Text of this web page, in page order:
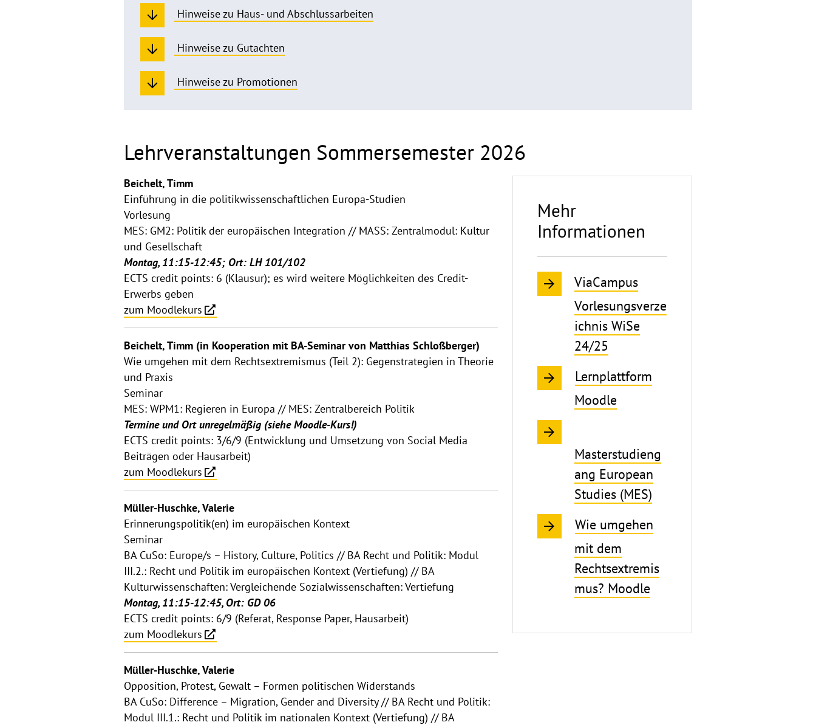
Hinweise zu Haus- und Abschlussarbeiten
Hinweise zu Gutachten
Hinweise zu Promotionen
Lehrveranstaltungen Sommersemester 2026
Beichelt, Timm
Einführung in die politikwissenschaftlichen Europa-Studien
Vorlesung
MES: GM2: Politik der europäischen Integration // MASS: Zentralmodul: Kultur
und Gesellschaft
Montag, 11:15-12:45; Ort: LH 101/102
ECTS credit points: 6 (Klausur); es wird weitere Möglichkeiten des Credit-
Erwerbs geben
zum Moodlekurs
Beichelt, Timm (in Kooperation mit BA-Seminar von Matthias Schloßberger)
Wie umgehen mit dem Rechtsextremismus (Teil 2): Gegenstrategien in Theorie
und Praxis
Seminar
MES: WPM1: Regieren in Europa // MES: Zentralbereich Politik
Termine und Ort unregelmäßig (siehe Moodle-Kurs!)
ECTS credit points: 3/6/9 (Entwicklung und Umsetzung von Social Media
Beiträgen oder Hausarbeit)
zum Moodlekurs
Müller-Huschke, Valerie
Erinnerungspolitik(en) im europäischen Kontext
Seminar
BA CuSo: Europe/s – History, Culture, Politics // BA Recht und Politik: Modul
III.2.: Recht und Politik im europäischen Kontext (Vertiefung) // BA
Kulturwissenschaften: Vergleichende Sozialwissenschaften: Vertiefung
Montag, 11:15-12:45, Ort: GD 06
ECTS credit points: 6/9 (Referat, Response Paper, Hausarbeit)
zum Moodlekurs
Müller-Huschke, Valerie
Opposition, Protest, Gewalt – Formen politischen Widerstands
BA CuSo: Difference – Migration, Gender and Diversity // BA Recht und Politik:
Modul III.1.: Recht und Politik im nationalen Kontext (Vertiefung) // BA
Mehr
Informationen
ViaCampus
Vorlesungsverze
ichnis WiSe
24/25
Lernplattform
Moodle
Masterstudieng
ang European
Studies (MES)
Wie umgehen
mit dem
Rechtsextremis
mus? Moodle